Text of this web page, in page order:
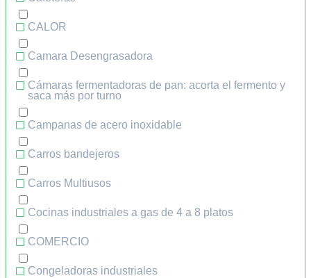
CALOR
Camara Desengrasadora
Cámaras fermentadoras de pan: acorta el fermento y
saca más por turno
Campanas de acero inoxidable
Carros bandejeros
Carros Multiusos
Cocinas industriales a gas de 4 a 8 platos
COMERCIO
Congeladoras industriales